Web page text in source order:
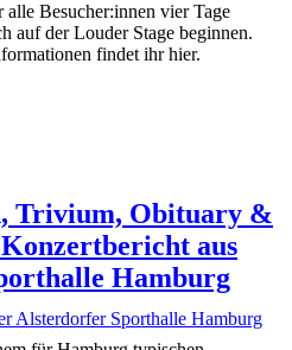
Besucher:innen vier Tage
auf der Louder Stage beginnen.
findet ihr hier.
Trivium, Obituary &
aus
Hamburg